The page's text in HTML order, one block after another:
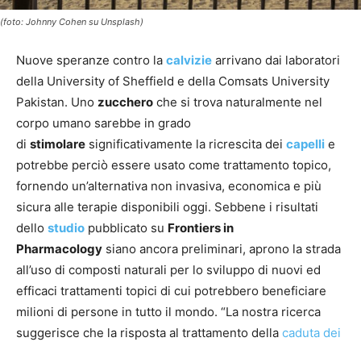
(foto: Johnny Cohen su Unsplash)
Nuove speranze contro la calvizie arrivano dai laboratori
della University of Sheffield e della Comsats University
Pakistan. Uno zucchero che si trova naturalmente nel
corpo umano sarebbe in grado
di stimolare significativamente la ricrescita dei capelli e
potrebbe perciò essere usato come trattamento topico,
fornendo un’alternativa non invasiva, economica e più
sicura alle terapie disponibili oggi. Sebbene i risultati
dello studio pubblicato su Frontiers in
Pharmacology siano ancora preliminari, aprono la strada
all’uso di composti naturali per lo sviluppo di nuovi ed
efficaci trattamenti topici di cui potrebbero beneficiare
milioni di persone in tutto il mondo. “La nostra ricerca
suggerisce che la risposta al trattamento della caduta dei